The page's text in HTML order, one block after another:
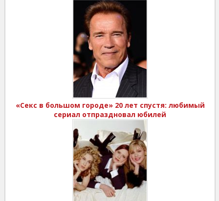
«Секс в большом городе» 20 лет спустя: любимый
сериал отпраздновал юбилей